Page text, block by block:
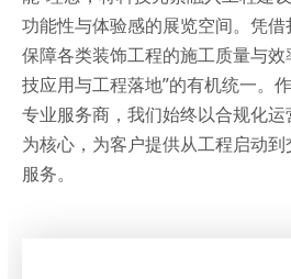
功能性与体验感的展览空间。凭借
保障各类装饰工程的施工质量与
技应用与工程落地”的有机统一。
专业服务商，我们始终以合规化
为核心，为客户提供从工程启动
服务。